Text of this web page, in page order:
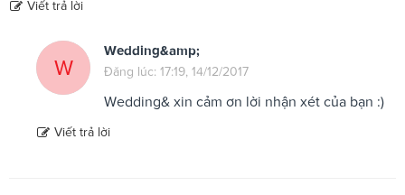
Viết trả lời
W
Wedding&amp;
Đăng lúc: 17:19, 14/12/2017
Wedding& xin cảm ơn lời nhận xét của bạn :)
Viết trả lời